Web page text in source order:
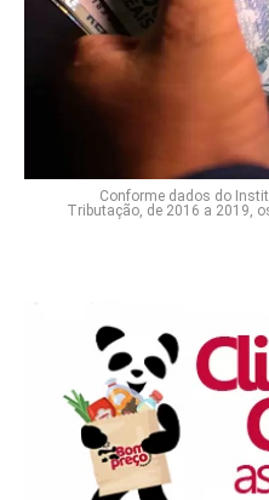
Conforme dados do
Tributação, de 2016 a 2019,